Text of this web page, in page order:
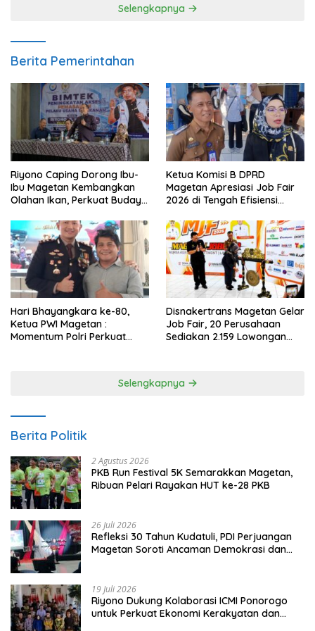
Selengkapnya
Berita Pemerintahan
Riyono Caping Dorong Ibu-
Ibu Magetan Kembangkan
Olahan Ikan, Perkuat Budaya
Ketua Komisi B DPRD
Magetan Apresiasi Job Fair
2026 di Tengah Efisiensi
Hari Bhayangkara ke-80,
Ketua PWI Magetan :
Momentum Polri Perkuat
Disnakertrans Magetan Gelar
Job Fair, 20 Perusahaan
Sediakan 2.159 Lowongan
Selengkapnya
Berita Politik
2 Agustus 2026
PKB Run Festival 5K Semarakkan Magetan,
Ribuan Pelari Rayakan HUT ke-28 PKB
26 Juli 2026
Refleksi 30 Tahun Kudatuli, PDI Perjuangan
Magetan Soroti Ancaman Demokrasi dan
19 Juli 2026
Riyono Dukung Kolaborasi ICMI Ponorogo
untuk Perkuat Ekonomi Kerakyatan dan